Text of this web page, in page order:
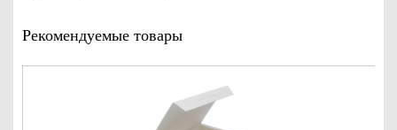
Рекомендуемые товары